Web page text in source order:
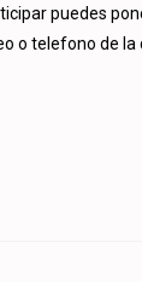
puedes
o telefono de la